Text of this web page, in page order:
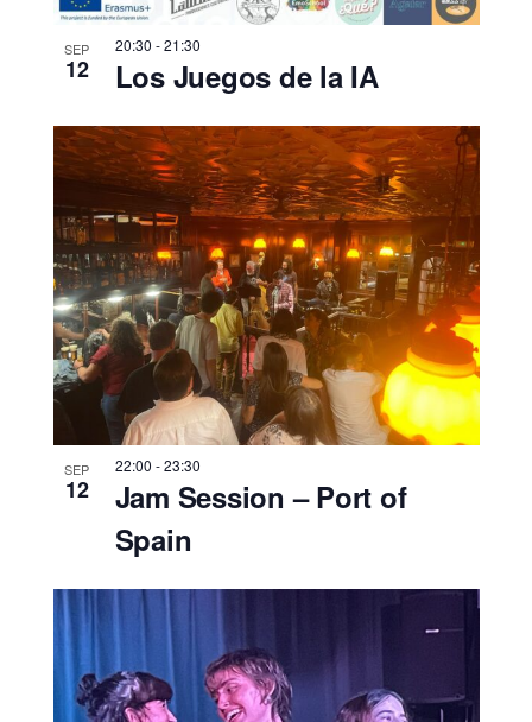
s
s
d
e
E
v
e
n
t
o
s
SEP
12
20:30 -21:30
Los Juegos de la IA
SEP
12
22:00 -23:30
Jam Session – Port of
Spain